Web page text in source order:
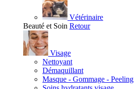
Vétérinaire
Beauté et Soin Retour
Visage
Nettoyant
Démaquillant
Masque - Gommage - Peeling